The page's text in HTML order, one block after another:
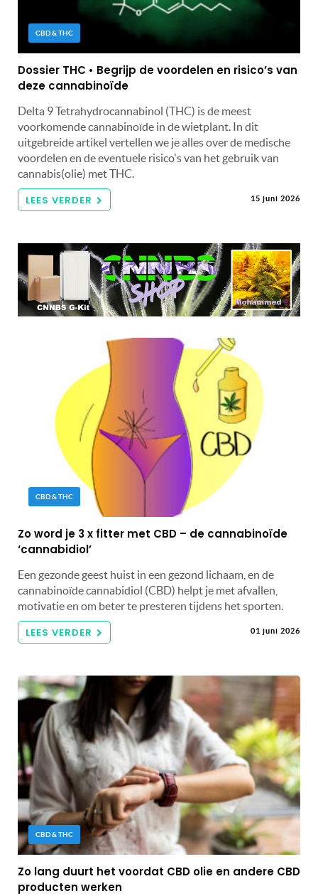
CBD & THC
Dossier THC • Begrijp de voordelen en risico’s van
deze cannabinoïde
Delta 9 Tetrahydrocannabinol (THC) is de meest
voorkomende cannabinoïde in de wietplant. In dit
uitgebreide artikel vertellen we je alles over de medische
voordelen en de eventuele risico's van het gebruik van
cannabis(olie) met THC.
LEES VERDER 15 juni 2026
CBD & THC
Zo word je 3 x fitter met CBD – de cannabinoïde
‘cannabidiol’
Een gezonde geest huist in een gezond lichaam, en de
cannabinoïde cannabidiol (CBD) helpt je met afvallen,
motivatie en om beter te presteren tijdens het sporten.
LEES VERDER 01 juni 2026
CBD & THC
Zo lang duurt het voordat CBD olie en andere CBD
producten werken